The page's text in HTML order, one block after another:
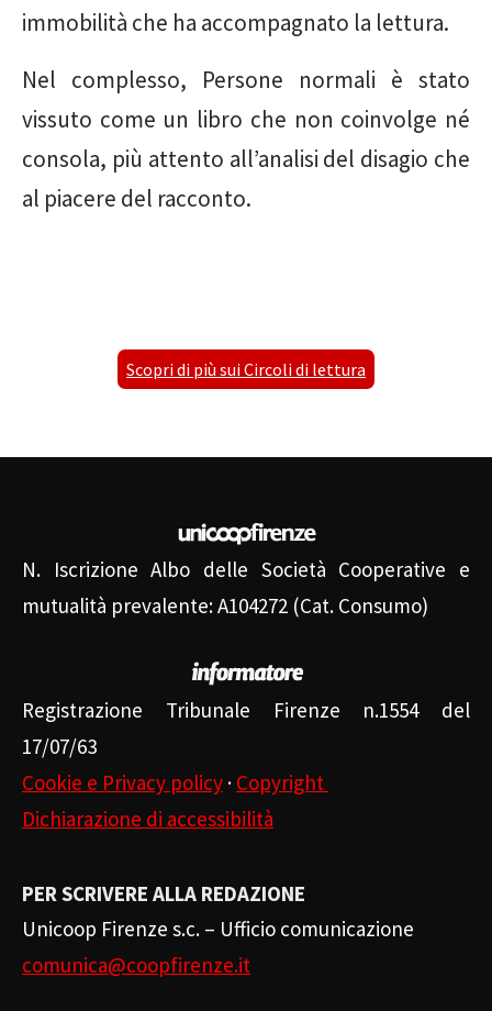
immobilità che ha accompagnato la lettura.
Nel complesso, Persone normali è stato
vissuto come un libro che non coinvolge né
consola, più attento all’analisi del disagio che
al piacere del racconto.
Scopri di più sui Circoli di lettura
N. Iscrizione Albo delle Società Cooperative e
mutualità prevalente: A104272 (Cat. Consumo)
Registrazione Tribunale Firenze n.1554 del
17/07/63
Cookie e Privacy policy · Copyright
Dichiarazione di accessibilità
PER SCRIVERE ALLA REDAZIONE
Unicoop Firenze s.c. – Ufficio comunicazione
comunica@coopfirenze.it